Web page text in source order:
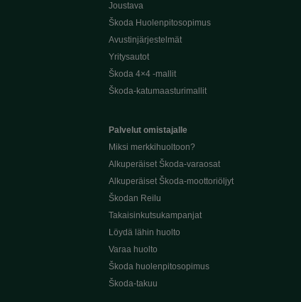
Joustava
Škoda Huolenpitosopimus
Avustinjärjestelmät
Yritysautot
Škoda 4×4 -mallit
Škoda-katumaasturimallit
Palvelut omistajalle
Miksi merkkihuoltoon?
Alkuperäiset Škoda-varaosat
Alkuperäiset Škoda-moottoriöljyt
Škodan Reilu
Takaisinkutsukampanjat
Löydä lähin huolto
Varaa huolto
Škoda huolenpitosopimus
Škoda-takuu